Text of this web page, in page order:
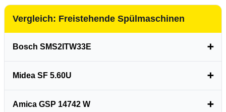
Vergleich: Freistehende Spülmaschinen
Bosch SMS2ITW33E ➕
Midea SF 5.60U ➕
Amica GSP 14742 W ➕